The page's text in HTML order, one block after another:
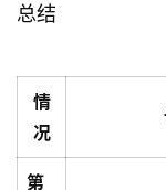
总结
情
况
第